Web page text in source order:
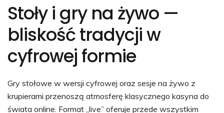
Stoły i gry na żywo —
bliskość tradycji w
cyfrowej formie
Gry stołowe w wersji cyfrowej oraz sesje na żywo z
krupierami przenoszą atmosferę klasycznego kasyna do
świata online. Format „live” oferuje przede wszystkim